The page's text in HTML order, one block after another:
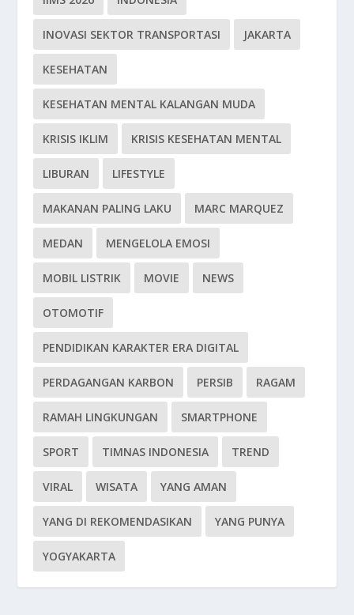
INOVASI SEKTOR TRANSPORTASI JAKARTA
KESEHATAN
KESEHATAN MENTAL KALANGAN MUDA
KRISIS IKLIM KRISIS KESEHATAN MENTAL
LIBURAN LIFESTYLE
MAKANAN PALING LAKU MARC MARQUEZ
MEDAN MENGELOLA EMOSI
MOBIL LISTRIK MOVIE NEWS
OTOMOTIF
PENDIDIKAN KARAKTER ERA DIGITAL
PERDAGANGAN KARBON PERSIB RAGAM
RAMAH LINGKUNGAN SMARTPHONE
SPORT TIMNAS INDONESIA TREND
VIRAL WISATA YANG AMAN
YANG DI REKOMENDASIKAN YANG PUNYA
YOGYAKARTA